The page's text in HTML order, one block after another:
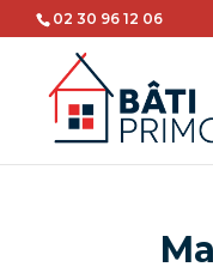
02 30 96 12 06